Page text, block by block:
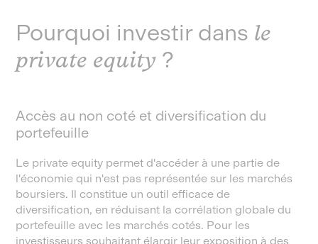
Pourquoi investir dans le
private equity ?
Accès au non coté et diversification du
portefeuille
Le private equity permet d'accéder à une partie de
l'économie qui n'est pas représentée sur les marchés
boursiers. Il constitue un outil efficace de
diversification, en réduisant la corrélation globale du
portefeuille avec les marchés cotés. Pour les
investisseurs souhaitant élargir leur exposition à des